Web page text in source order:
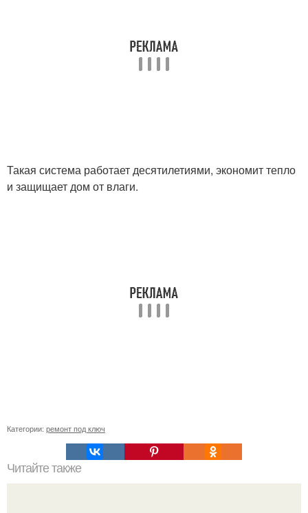
Такая система работает десятилетиями, экономит тепло
и защищает дом от влаги.
Категории: ремонт под ключ
Читайте также